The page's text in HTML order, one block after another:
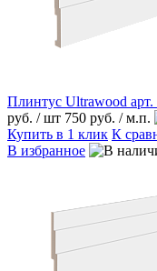
Плинтус Ultrawood
руб. / шт 750 руб. / м.п.
Купить в 1 клик К
В избранное